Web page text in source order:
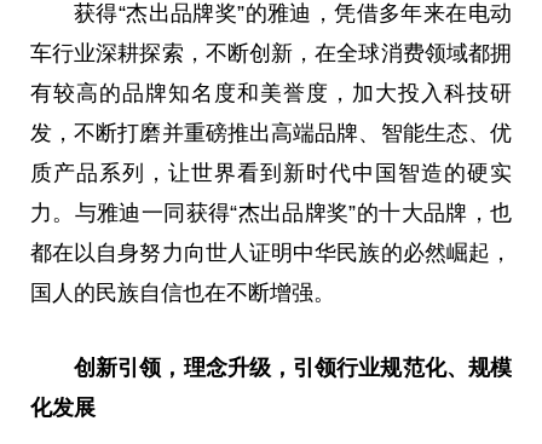
获得“杰出品牌奖”的雅迪，凭借多年来在电动
车行业深耕探索，不断创新，在全球消费领域都拥
有较高的品牌知名度和美誉度，加大投入科技研
发，不断打磨并重磅推出高端品牌、智能生态、优
质产品系列，让世界看到 新时代中国智造的硬实
力。与雅迪一同获得“杰出品牌奖”的十大品牌，也
都在以自身努力向世人证明中华民族的必然崛起，
国人的民族自信也在不断增强。
创新引领，理念升级，引领行业规范化、规模
化发展